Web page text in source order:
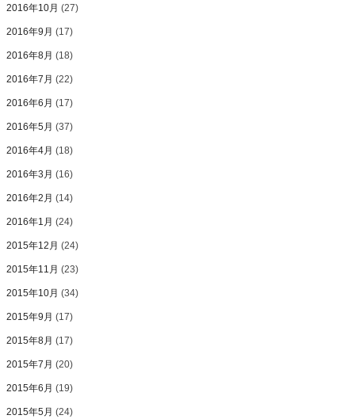
2016年10月 (27)
2016年9月 (17)
2016年8月 (18)
2016年7月 (22)
2016年6月 (17)
2016年5月 (37)
2016年4月 (18)
2016年3月 (16)
2016年2月 (14)
2016年1月 (24)
2015年12月 (24)
2015年11月 (23)
2015年10月 (34)
2015年9月 (17)
2015年8月 (17)
2015年7月 (20)
2015年6月 (19)
2015年5月 (24)